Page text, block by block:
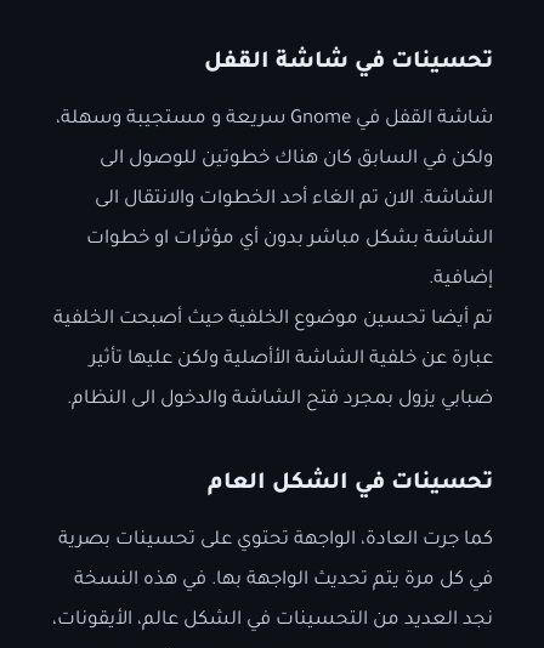
تحسينات في شاشة القفل
شاشة القفل في Gnome سريعة و مستجيبة وسهلة،
ولكن في السابق كان هناك خطوتين للوصول الى
الشاشة. الان تم الغاء أحد الخطوات والانتقال الى
الشاشة بشكل مباشر بدون أي مؤثرات او خطوات
إضافية.
تم أيضا تحسين موضوع الخلفية حيث أصبحت الخلفية
عبارة عن خلفية الشاشة اﻷأصلية ولكن عليها تأثير
ضبابي يزول بمجرد فتح الشاشة والدخول الى النظام.
تحسينات في الشكل العام
كما جرت العادة، الواجهة تحتوي على تحسينات بصرية
في كل مرة يتم تحديث الواجهة بها. في هذه النسخة
نجد العديد من التحسينات في الشكل عالم، الأيقونات،